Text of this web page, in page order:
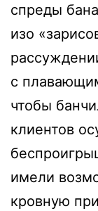
спреды
изо
с
чтобы
клиентов
имели
кровную